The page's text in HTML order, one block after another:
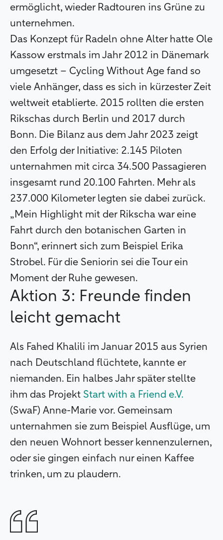
ermöglicht, wieder Radtouren ins Grüne zu
unternehmen.
Das Konzept für Radeln ohne Alter hatte Ole
Kassow erstmals im Jahr 2012 in Dänemark
umgesetzt – Cycling Without Age fand so
viele Anhänger, dass es sich in kürzester Zeit
weltweit etablierte. 2015 rollten die ersten
Rikschas durch Berlin und 2017 durch
Bonn. Die Bilanz aus dem Jahr 2023 zeigt
den Erfolg der Initiative: 2.145 Piloten
unternahmen mit circa 34.500 Passagieren
insgesamt rund 20.100 Fahrten. Mehr als
237.000 Kilometer legten sie dabei zurück.
„Mein Highlight mit der Rikscha war eine
Fahrt durch den botanischen Garten in
Bonn“, erinnert sich zum Beispiel Erika
Strobel. Für die Seniorin sei die Tour ein
Moment der Ruhe gewesen.
Aktion 3: Freunde finden
leicht gemacht
Als Fahed Khalili im Januar 2015 aus Syrien
nach Deutschland flüchtete, kannte er
niemanden. Ein halbes Jahr später stellte
ihm das Projekt Start with a Friend e.V.
(SwaF) Anne-Marie vor. Gemeinsam
unternahmen sie zum Beispiel Ausflüge, um
den neuen Wohnort besser kennenzulernen,
oder sie gingen einfach nur einen Kaffee
trinken, um zu plaudern.